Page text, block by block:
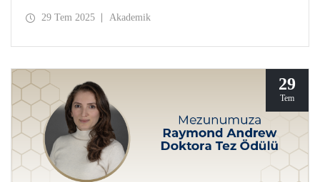
Terzaghi’nin ders notları, mektupları, fotoğrafları ve deney
29 Tem 2025 Akademik
29
Tem